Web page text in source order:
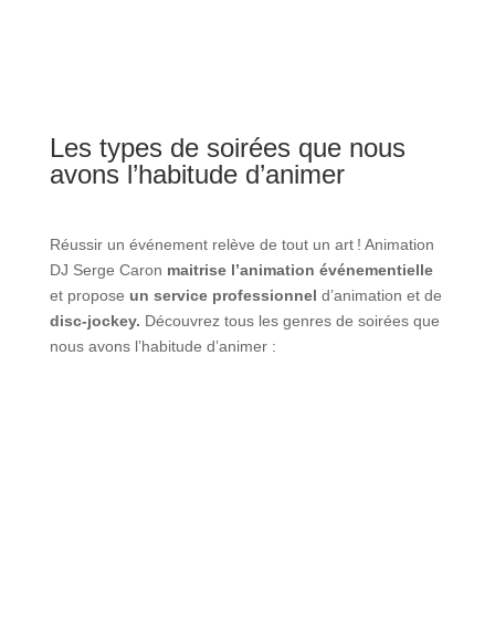
Les types de soirées que nous
avons l’habitude d’animer
Réussir un événement relève de tout un art ! Animation
DJ Serge Caron maitrise l’animation événementielle
et propose un service professionnel d’animation et de
disc-jockey. Découvrez tous les genres de soirées que
nous avons l’habitude d’animer :